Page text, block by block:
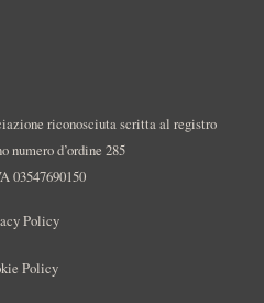
riconosciuta scritta al registro
numero d’ordine 285
03547690150
Policy
Policy